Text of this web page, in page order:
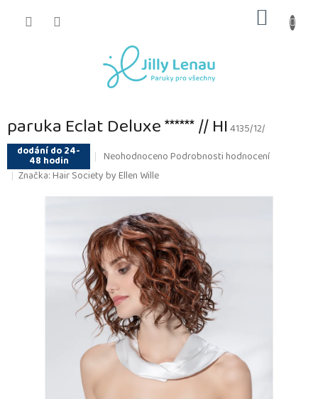
KOŠÍK
paruka Eclat Deluxe ****** // HI4135/12/
dodání do 24-
48 hodin
Průměrné
hodnocení
produktu
je
z
5
hvězdiček.
NeohodnocenoPodrobnosti hodnocení
Značka:Hair Society by Ellen Wille